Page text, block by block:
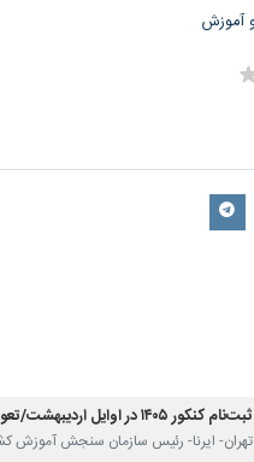
ثبت‌نام کنکور ۱۴۰۵ در اوایل اردیبهشت/تعویق آزمون‌های کارشناسی ارشد و دانشجومعلم
تهران- ایرنا- رئیس سازمان سنجش آموزش کشور از